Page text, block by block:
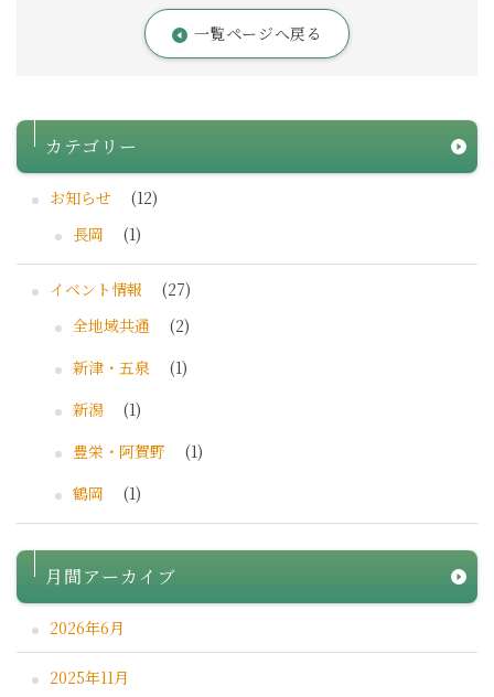
一覧ページへ戻る
カテゴリー
お知らせ
(12)
長岡
(1)
イベント情報
(27)
全地域共通
(2)
新津・五泉
(1)
新潟
(1)
豊栄・阿賀野
(1)
鶴岡
(1)
月間アーカイブ
2026年6月
2025年11月